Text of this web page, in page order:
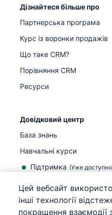
Дізнайтеся більше про
Партнерська програма
Курс із воронки продажів
Що таке CRM?
Порівняння CRM
Ресурси
Довідковий центр
База знань
Навчальні курси
Підтримка (Уже доступно
Цей вебсайт
інші технології
покращення взаємодії